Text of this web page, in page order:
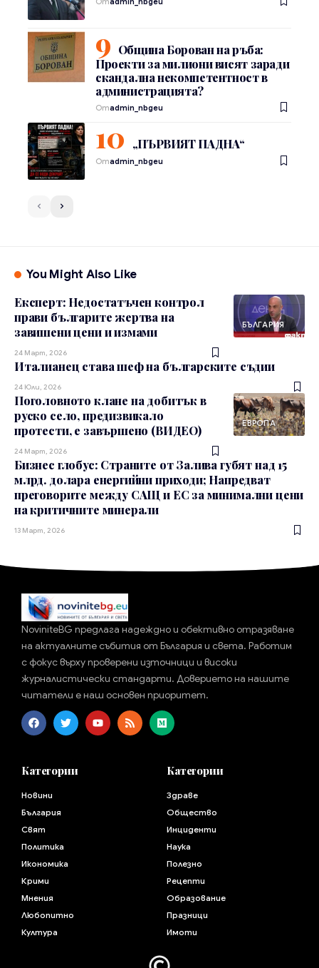
Община Борован на ръба:
Проекти за милиони висят заради
скандална некомпетентност в
администрацията?
Отadmin_nbgeu
„ПЪРВИЯТ ПАДНА“
Отadmin_nbgeu
You Might Also Like
БЪЛГАРИЯ
Експерт: Недостатъчен контрол
прави българите жертва на
завишени цени и измами
24 Март, 2026
Италианец става шеф на българските съдии
24 Юли, 2026
ЕВРОПА
Поголовното клане на добитък в
руско село, предизвикало
протести, е завършено (ВИДЕО)
24 Март, 2026
Бизнес глобус: Страните от Залива губят над 15
млрд. долара енергийни приходи; Напредват
преговорите между САЩ и ЕС за минимални цени
на критичните минерали
13 Март, 2026
NoviniteBG предлага надеждно и обективно отразяване
на актуалните събития от България и света. Работим
с фокус върху проверени източници и високи
журналистически стандарти. Доверието на нашите
читатели е наш основен приоритет.
Категории
Новини
България
Свят
Политика
Икономика
Крими
Мнения
Любопитно
Култура
Категории
Здраве
Общество
Инциденти
Наука
Полезно
Рецепти
Образование
Празници
Имоти